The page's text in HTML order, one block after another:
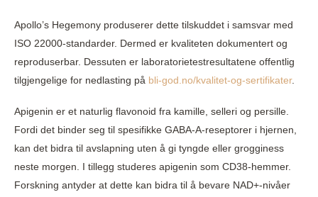
Apollo’s Hegemony produserer dette tilskuddet i samsvar med
ISO 22000-standarder. Dermed er kvaliteten dokumentert og
reproduserbar. Dessuten er laboratorietestresultatene offentlig
tilgjengelige for nedlasting på bli-god.no/kvalitet-og-sertifikater.
Apigenin er et naturlig flavonoid fra kamille, selleri og persille.
Fordi det binder seg til spesifikke GABA-A-reseptorer i hjernen,
kan det bidra til avslapning uten å gi tyngde eller grogginess
neste morgen. I tillegg studeres apigenin som CD38-hemmer.
Forskning antyder at dette kan bidra til å bevare NAD+-nivåer